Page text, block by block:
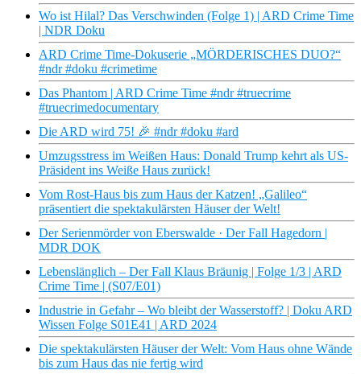
Wo ist Hilal? Das Verschwinden (Folge 1) | ARD Crime Time
| NDR Doku
ARD Crime Time-Dokuserie „MÖRDERISCHES DUO?“
#ndr #doku #crimetime
Das Phantom | ARD Crime Time #ndr #truecrime
#truecrimedocumentary
Die ARD wird 75! 🎉 #ndr #doku #ard
Umzugsstress im Weißen Haus: Donald Trump kehrt als US-
Präsident ins Weiße Haus zurück!
Vom Rost-Haus bis zum Haus der Katzen! „Galileo“
präsentiert die spektakulärsten Häuser der Welt!
Der Serienmörder von Eberswalde · Der Fall Hagedorn |
MDR DOK
Lebenslänglich – Der Fall Klaus Bräunig | Folge 1/3 | ARD
Crime Time | (S07/E01)
Industrie in Gefahr – Wo bleibt der Wasserstoff? | Doku ARD
Wissen Folge S01E41 | ARD 2024
Die spektakulärsten Häuser der Welt: Vom Haus ohne Wände
bis zum Haus das nie fertig wird